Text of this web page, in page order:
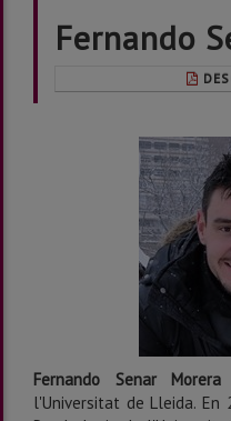
Fernando
Fernando Senar Morera
l'Universitat de Lleida. En